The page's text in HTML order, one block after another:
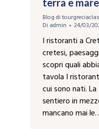
terra e mare
Blog di
Di admin 24/03/
I ristoranti a
cretesi,
scopri quali
tavola I
cui sono nati.
sentiero in
mancano mai